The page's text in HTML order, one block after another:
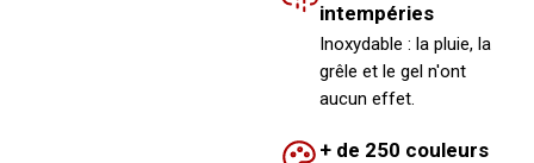
intempéries
Inoxydable : la pluie, la
grêle et le gel n'ont
aucun effet.
+ de 250 couleurs